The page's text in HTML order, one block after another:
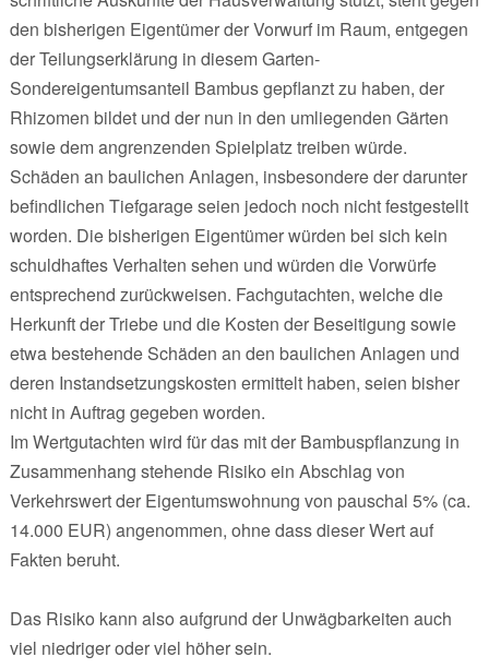
den bisherigen Eigentümer der Vorwurf im Raum, entgegen
der Teilungserklärung in diesem Garten-
Sondereigentumsanteil Bambus gepflanzt zu haben, der
Rhizomen bildet und der nun in den umliegenden Gärten
sowie dem angrenzenden Spielplatz treiben würde.
Schäden an baulichen Anlagen, insbesondere der darunter
befindlichen Tiefgarage seien jedoch noch nicht festgestellt
worden. Die bisherigen Eigentümer würden bei sich kein
schuldhaftes Verhalten sehen und würden die Vorwürfe
entsprechend zurückweisen. Fachgutachten, welche die
Herkunft der Triebe und die Kosten der Beseitigung sowie
etwa bestehende Schäden an den baulichen Anlagen und
deren Instandsetzungskosten ermittelt haben, seien bisher
nicht in Auftrag gegeben worden.
Im Wertgutachten wird für das mit der Bambuspflanzung in
Zusammenhang stehende Risiko ein Abschlag von
Verkehrswert der Eigentumswohnung von pauschal 5% (ca.
14.000 EUR) angenommen, ohne dass dieser Wert auf
Fakten beruht.
Das Risiko kann also aufgrund der Unwägbarkeiten auch
viel niedriger oder viel höher sein.